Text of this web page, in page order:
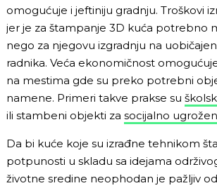
omogućuje i jeftiniju gradnju. Troškovi
jer je za štampanje 3D kuća potrebno
nego za njegovu izgradnju na
radnika. Veća ekonomičnost
na mestima gde su preko potrebni
namene. Primeri takve prakse su
ili stambeni objekti za socijalno
Da bi kuće koje su izrađne tehnikom
potpunosti u skladu sa idejama
životne sredine neophodan je pažljiv